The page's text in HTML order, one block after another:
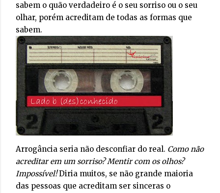
sabem o quão verdadeiro é o seu sorriso ou o seu
olhar, porém acreditam de todas as formas que
sabem.
Arrogância seria não desconfiar do real. Como não
acreditar em um sorriso? Mentir com os olhos?
Impossível!Diria muitos, se não grande maioria
das pessoas que acreditam ser sinceras o